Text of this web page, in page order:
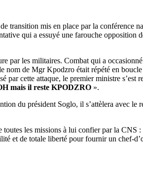
mis en place par la conférence
qui a essuyé une farouche opposition
par les militaires. Combat qui a
de Mgr Kpodzro était répété en
cette attaque, le premier ministre s’est
mais il reste KPODZRO ».
du président Soglo, il s’attèlera avec
les missions à lui confier par la
et de totale liberté pour fournir un chef-